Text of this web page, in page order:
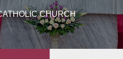
CHURCH